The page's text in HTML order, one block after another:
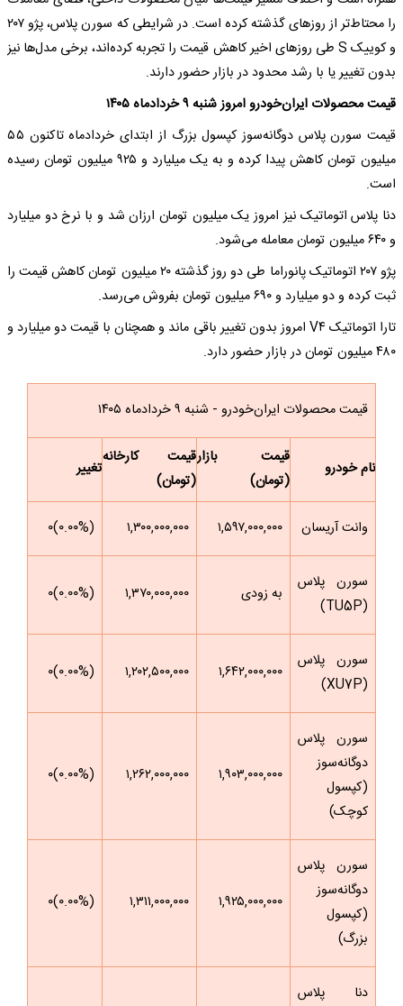
را محتاط‌تر از روزهای گذشته کرده است. در شرایطی که سورن پلاس، پژو ۲۰۷
و کوییک S طی روزهای اخیر کاهش قیمت را تجربه کرده‌اند، برخی مدل‌ها نیز
بدون تغییر یا با رشد محدود در بازار حضور دارند.
قیمت محصولات ایران‌خودرو امروز شنبه ۹ خردادماه ۱۴۰۵
قیمت سورن پلاس دوگانه‌سوز کپسول بزرگ از ابتدای خردادماه تاکنون ۵۵
میلیون تومان کاهش پیدا کرده و به یک میلیارد و ۹۲۵ میلیون تومان رسیده
است.
دنا پلاس اتوماتیک نیز امروز یک میلیون تومان ارزان شد و با نرخ دو میلیارد
و ۶۴۰ میلیون تومان معامله می‌شود.
پژو ۲۰۷ اتوماتیک پانوراما طی دو روز گذشته ۲۰ میلیون تومان کاهش قیمت را
ثبت کرده و دو میلیارد و ۶۹۰ میلیون تومان بفروش می‌رسد.
تارا اتوماتیک V۴ امروز بدون تغییر باقی ماند و همچنان با قیمت دو میلیارد و
۴۸۰ میلیون تومان در بازار حضور دارد.
قیمت محصولات ایران‌خودرو - شنبه ۹ خردادماه ۱۴۰۵
نام خودرو
قیمت بازار
(تومان)
قیمت کارخانه
(تومان)
تغییر
وانت آریسان ۱,۵۹۷,۰۰۰,۰۰۰ ۱,۳۰۰,۰۰۰,۰۰۰ (۰.۰۰%)۰
سورن پلاس
(TU5P)
به زودی ۱,۳۷۰,۰۰۰,۰۰۰ (۰.۰۰%)۰
سورن پلاس
(XU7P)
۱,۶۴۲,۰۰۰,۰۰۰ ۱,۲۰۲,۵۰۰,۰۰۰ (۰.۰۰%)۰
سورن پلاس
دوگانه‌سوز
(کپسول
کوچک)
۱,۹۰۳,۰۰۰,۰۰۰ ۱,۲۶۲,۰۰۰,۰۰۰ (۰.۰۰%)۰
سورن پلاس
دوگانه‌سوز
(کپسول
بزرگ)
۱,۹۲۵,۰۰۰,۰۰۰ ۱,۳۱۱,۰۰۰,۰۰۰ (۰.۰۰%)۰
دنا پلاس